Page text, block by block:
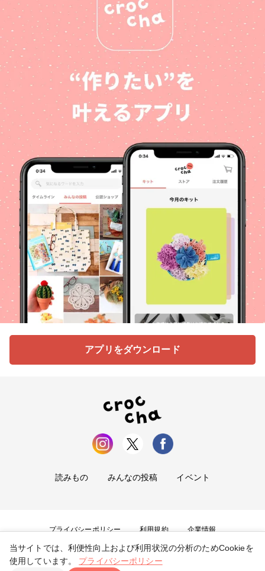
アプリをダウンロード
読みもの みんなの投稿 イベント
プライバシーポリシー 利用規約 企業情報
お問い合わせ
当サイトでは、利便性向上および利用状況の分析のためCookieを
使用しています。
プライバシーポリシー